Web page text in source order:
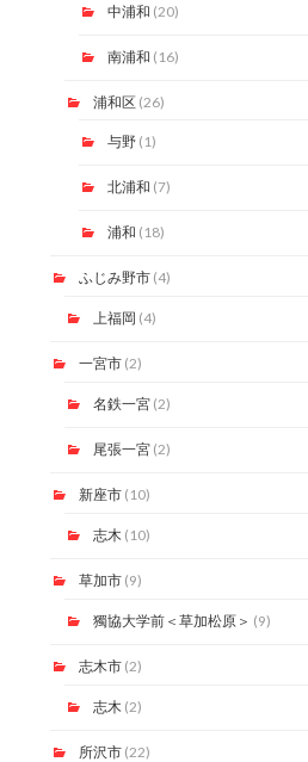
中浦和 (20)
南浦和 (16)
浦和区(26)
与野(1)
北浦和 (7)
浦和 (18)
ふじみ野市(4)
上福岡 (4)
一宮市(2)
名鉄一宮(2)
尾張一宮(2)
新座市(10)
志木(10)
草加市(9)
獨協大学前＜草加松原＞ (9)
志木市(2)
志木 (2)
所沢市(22)